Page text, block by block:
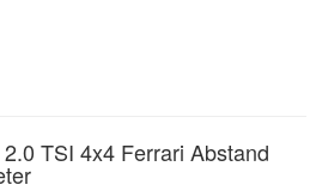
TSI 4x4 Ferrari Abstand